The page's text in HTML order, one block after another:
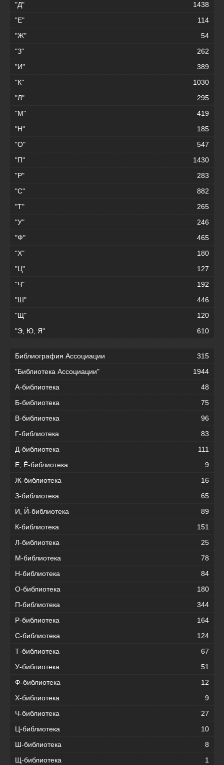
"Д"
1438
"Е"
114
"Ж"
54
"З"
262
"И"
389
"К"
1030
"Л"
295
"М"
419
"Н"
185
"О"
547
"П"
1430
"Р"
283
"С"
882
"Т"
265
"У"
246
"Ф"
465
"Х"
180
"Ц"
127
"Ч"
192
"Ш"
446
"Щ"
120
"Э, Ю, Я"
610
Библиография Ассоциации
315
"Библиотека Ассоциации"
1944
А-библиотека
48
Б-библиотека
75
В-библиотека
96
Г-библиотека
83
Д-библиотека
111
Е, Ё-библиотека
9
Ж-библиотека
16
З-библиотека
65
И, Й-библиотека
89
К-библиотека
151
Л-библиотека
25
М-библиотека
78
Н-библиотека
84
О-библиотека
180
П-библиотека
344
Р-библиотека
164
С-библиотека
124
Т-библиотека
67
У-библиотека
51
Ф-библиотека
12
Х-библиотека
9
Ч-библиотека
27
Ц-библиотека
10
Ш-библиотека
8
Щ-библиотека
1